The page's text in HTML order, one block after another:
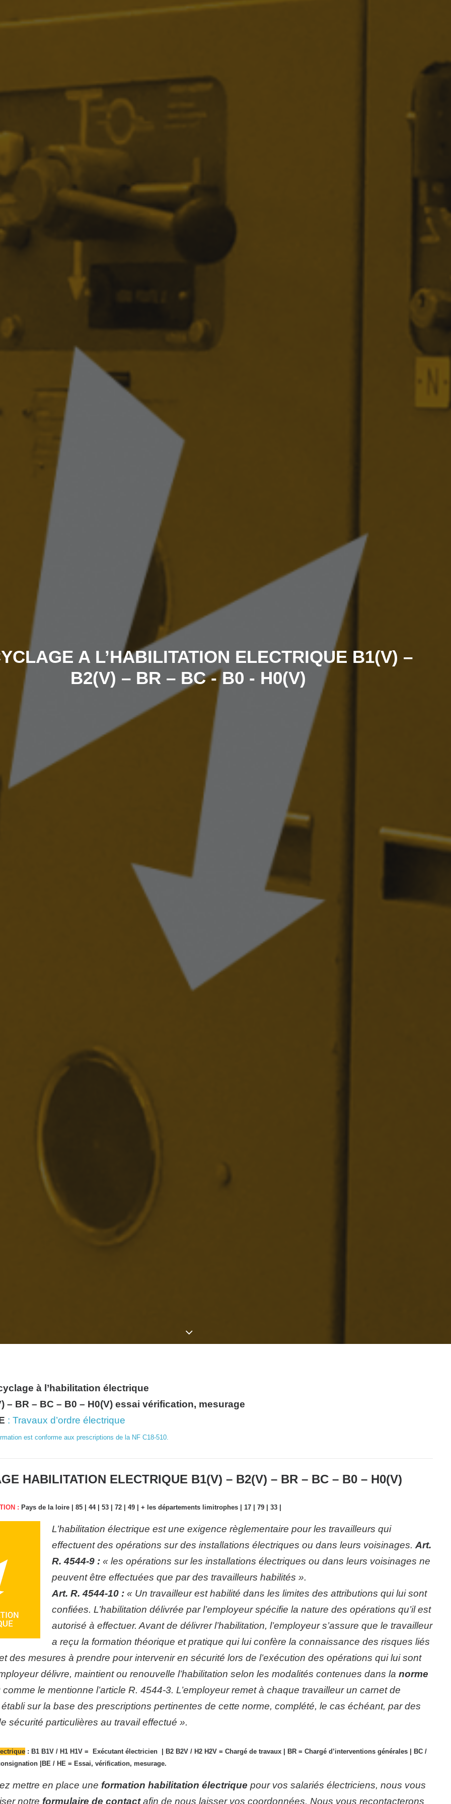
A L’HABILITATION ELECTRIQUE B1(V) –
B2(V) – BR – BC - B0 - H0(V)
à l’habilitation électrique
– BR – BC – B0 – H0(V) essai vérification, mesurage
: Travaux d’ordre électrique
est conforme aux prescriptions de la NF C18-510.
HABILITATION ELECTRIQUE B1(V) – B2(V) – BR – BC – B0 – H0(V)
: Pays de la loire | 85 | 44 | 53 | 72 | 49 | + les départements limitrophes | 17 | 79 | 33 |
L’habilitation électrique est une exigence règlementaire pour les travailleurs qui
effectuent des opérations sur des installations électriques ou dans leurs voisinages. Art.
R. 4544-9 : « les opérations sur les installations électriques ou dans leurs voisinages ne
peuvent être effectuées que par des travailleurs habilités ».
Art. R. 4544-10 : « Un travailleur est habilité dans les limites des attributions qui lui sont
confiées. L’habilitation délivrée par l’employeur spécifie la nature des opérations qu’il est
autorisé à effectuer. Avant de délivrer l’habilitation, l’employeur s’assure que le travailleur
a reçu la formation théorique et pratique qui lui confère la connaissance des risques liés
des mesures à prendre pour intervenir en sécurité lors de l’exécution des opérations qui lui sont
délivre, maintient ou renouvelle l’habilitation selon les modalités contenues dans la norme
comme le mentionne l’article R. 4544-3. L’employeur remet à chaque travailleur un carnet de
sur la base des prescriptions pertinentes de cette norme, complété, le cas échéant, par des
sécurité particulières au travail effectué ».
: B1 B1V / H1 H1V = Exécutant électricien | B2 B2V / H2 H2V = Chargé de travaux | BR = Chargé d’interventions générales | BC /
|BE / HE = Essai, vérification, mesurage.
mettre en place une formation habilitation électrique pour vos salariés électriciens, nous vous
notre formulaire de contactafin de nous laisser vos coordonnées. Nous vous recontacterons